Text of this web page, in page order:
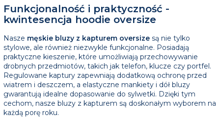
Funkcjonalność i praktyczność -
kwintesencja hoodie oversize
Nasze męskie bluzy z kapturem oversize są nie tylko
stylowe, ale również niezwykle funkcjonalne. Posiadają
praktyczne kieszenie, które umożliwiają przechowywanie
drobnych przedmiotów, takich jak telefon, klucze czy portfel.
Regulowane kaptury zapewniają dodatkową ochronę przed
wiatrem i deszczem, a elastyczne mankiety i dół bluzy
gwarantują idealne dopasowanie do sylwetki. Dzięki tym
cechom, nasze bluzy z kapturem są doskonałym wyborem na
każdą porę roku.